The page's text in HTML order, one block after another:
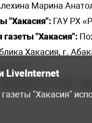
Марина
"Хакасия": ГАУ РХ
газеты "Хакасия":
Хакасия, г.
19.ru
LiveInternet
"Хакасия"